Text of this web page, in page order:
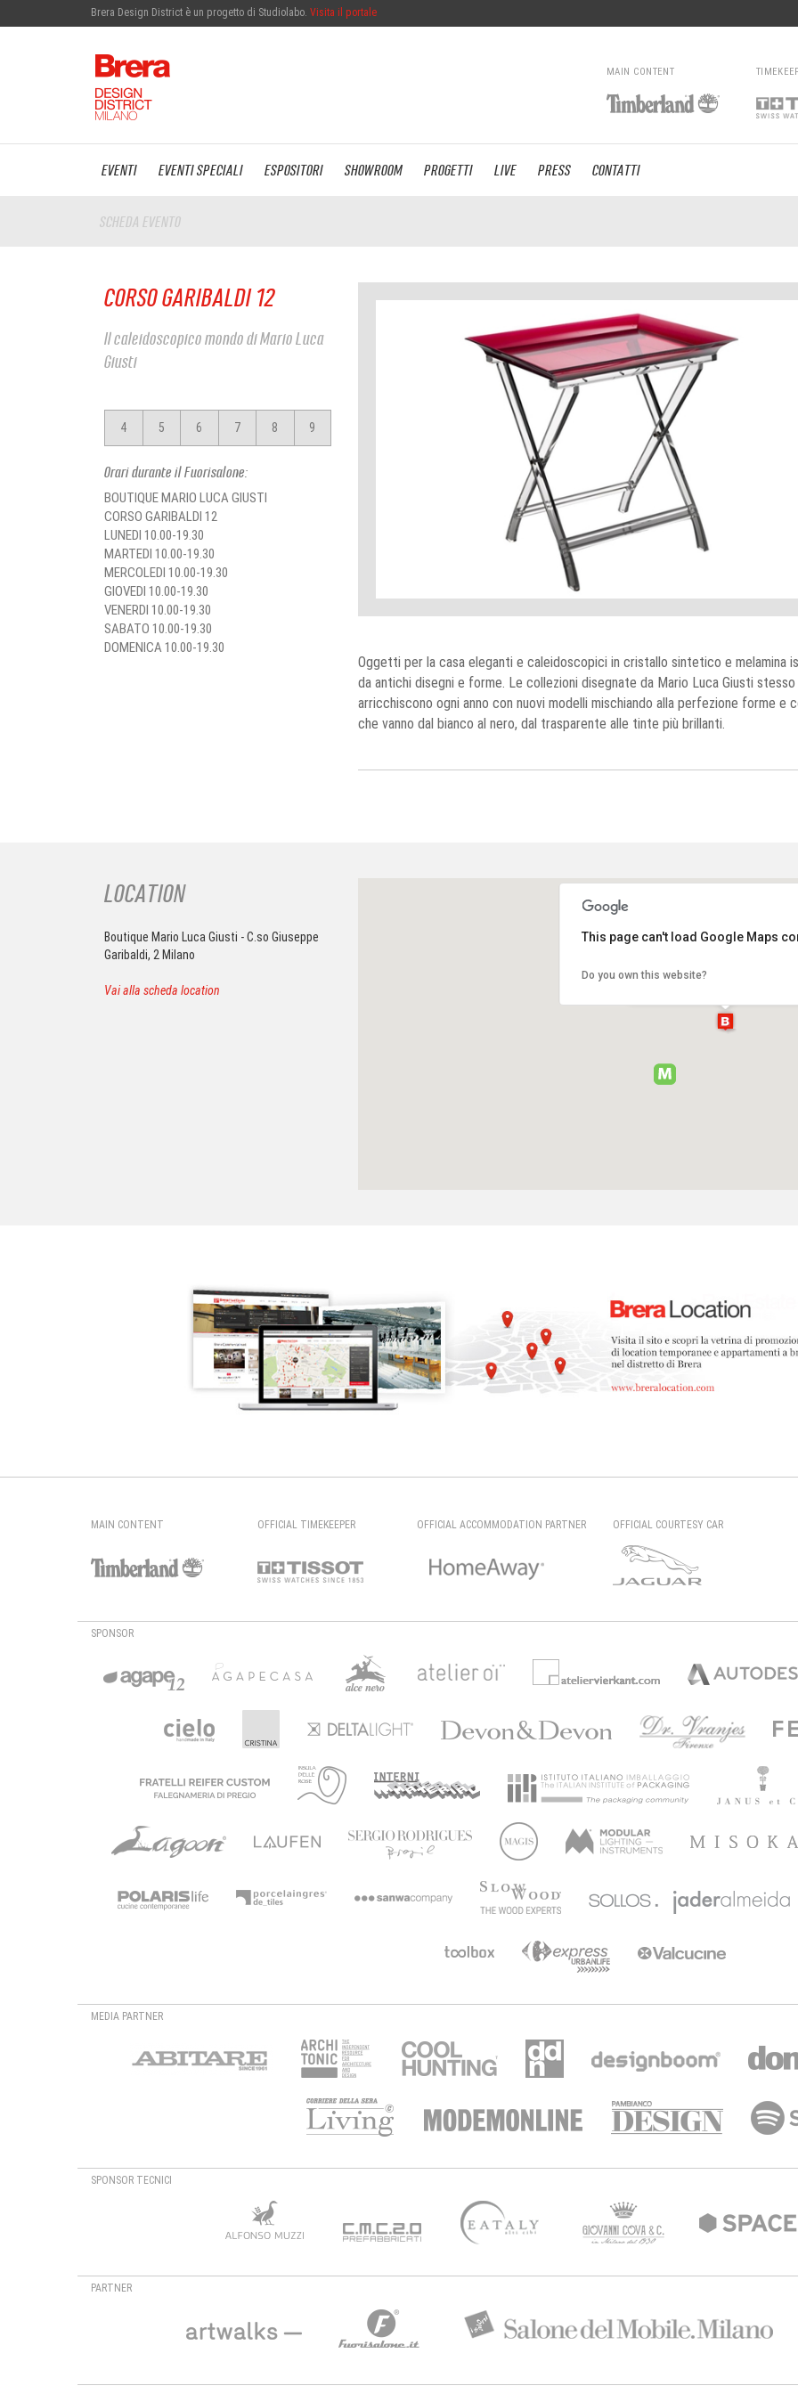
Brera Design District è un progetto di Studiolabo. Visita il portale
MAIN CONTENT
EVENTI EVENTI SPECIALI ESPOSITORI SHOWROOM PROGETTI LIVE PRESS CONTATTI
SCHEDA EVENTO
CORSO GARIBALDI 12
Il caleidoscopico mondo di Mario Luca
Giusti
4 5 6 7 8 9
Orari durante il Fuorisalone:
BOUTIQUE MARIO LUCA GIUSTI
CORSO GARIBALDI 12
LUNEDI 10.00-19.30
MARTEDI 10.00-19.30
MERCOLEDI 10.00-19.30
GIOVEDI 10.00-19.30
VENERDI 10.00-19.30
SABATO 10.00-19.30
DOMENICA 10.00-19.30
Oggetti per la casa eleganti e caleidoscopici in cristallo sintetico e melamina
da antichi disegni e forme. Le collezioni disegnate da Mario Luca Giusti stesso
arricchiscono ogni anno con nuovi modelli mischiando alla perfezione forme e
che vanno dal bianco al nero, dal trasparente alle tinte più brillanti.
LOCATION
Boutique Mario Luca Giusti - C.so Giuseppe
Garibaldi, 2 Milano
Vai alla scheda location
Boutique Mario Luca Giusti
This page can't load Google Maps
Do you own this website?
MAIN CONTENT OFFICIAL TIMEKEEPER OFFICIAL ACCOMMODATION PARTNER OFFICIAL COURTESY CAR
SPONSOR
MEDIA PARTNER
SPONSOR TECNICI
PARTNER